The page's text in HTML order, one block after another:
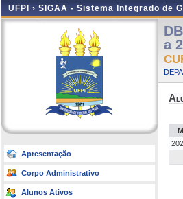
UFPI › SIGAA - Sistema Integrado de
Apresentação
Corpo Administrativo
Alunos Ativos
a